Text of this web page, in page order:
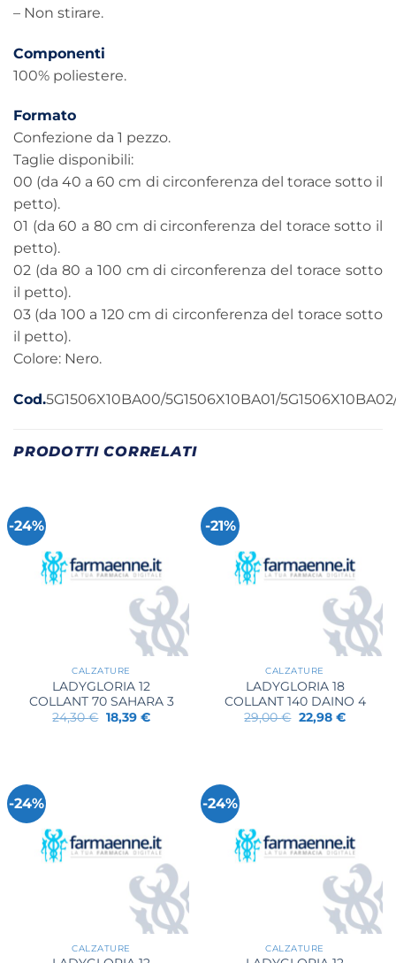
– Non stirare.
Componenti
100% poliestere.
Formato
Confezione da 1 pezzo.
Taglie disponibili:
00 (da 40 a 60 cm di circonferenza del torace sotto il
petto).
01 (da 60 a 80 cm di circonferenza del torace sotto il
petto).
02 (da 80 a 100 cm di circonferenza del torace sotto
il petto).
03 (da 100 a 120 cm di circonferenza del torace sotto
il petto).
Colore: Nero.
Cod.5G1506X10BA00/5G1506X10BA01/
PRODOTTI CORRELATI
-24%
CALZATURE
LADYGLORIA 12
COLLANT 70 SAHARA 3
24,30€ Il
prezzo
18,39 €Il
-21%
CALZATURE
LADYGLORIA 18
COLLANT 140 DAINO 4
29,00€ Il
prezzo
22,98 €Il
-24%
CALZATURE
-24%
CALZATURE